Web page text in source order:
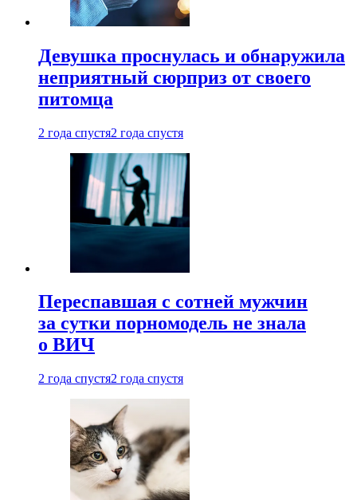
Девушка проснулась и обнаружила
неприятный сюрприз от своего
питомца
2 года спустя2 года спустя
Переспавшая с сотней мужчин
за сутки порномодель не знала
о ВИЧ
2 года спустя2 года спустя